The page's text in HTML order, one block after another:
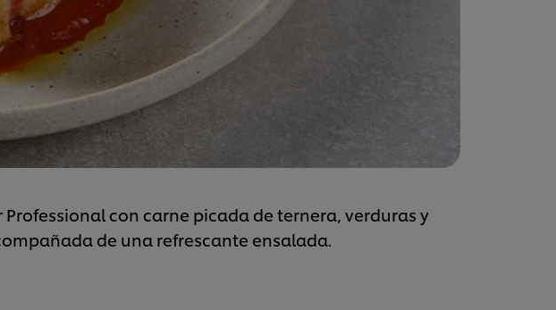
con carne picada de ternera, verduras y
de una refrescante ensalada.